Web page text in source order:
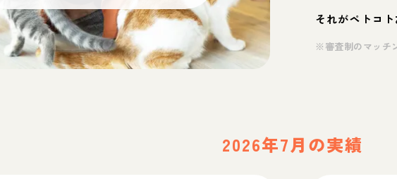
それがペトコ
※審査制のマッチ
2026年7月の実績